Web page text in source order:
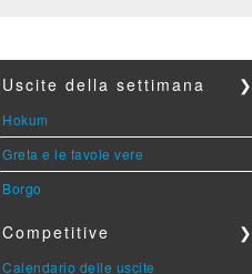
Uscite della settimana ❯
Hokum
Greta e le favole vere
Borgo
Competitive ❯
Calendario delle uscite